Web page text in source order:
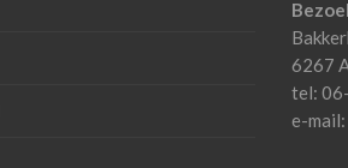
6267
tel:
e-mail: